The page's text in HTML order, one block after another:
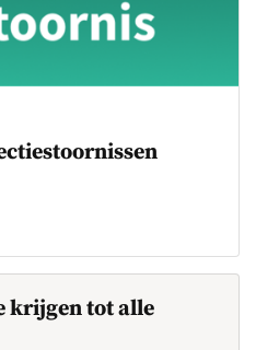
krijgen tot alle